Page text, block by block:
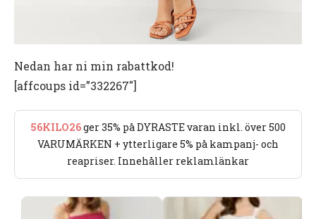
Nedan har ni min rabattkod!
[affcoups id=”332267″]
56KILO26ger 35% på DYRASTE varan inkl. över 500
VARUMÄRKEN + ytterligare 5% på kampanj- och
reapriser. Innehåller reklamlänkar